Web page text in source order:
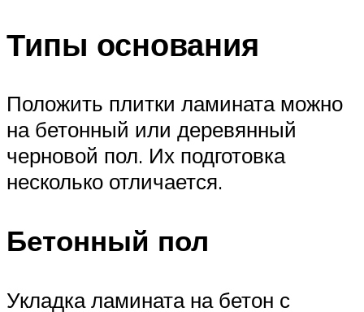
Типы основания
Положить плитки ламината можно
на бетонный или деревянный
черновой пол. Их подготовка
несколько отличается.
Бетонный пол
Укладка ламината на бетон с